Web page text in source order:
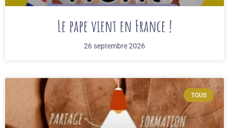
Le pape vient en France !
26 septembre 2026
TOUS